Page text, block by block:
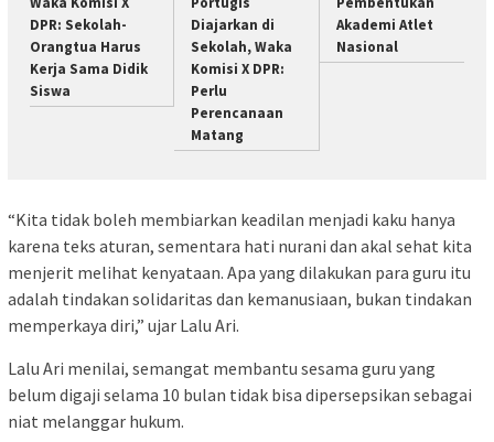
DPR: Sekolah-
Orangtua Harus
Kerja Sama Didik
Siswa
Diajarkan di
Sekolah, Waka
Komisi X DPR:
Perlu
Perencanaan
Matang
Akademi Atlet
Nasional
“Kita tidak boleh membiarkan keadilan menjadi kaku hanya
karena teks aturan, sementara hati nurani dan akal sehat kita
menjerit melihat kenyataan. Apa yang dilakukan para guru itu
adalah tindakan solidaritas dan kemanusiaan, bukan tindakan
memperkaya diri,” ujar Lalu Ari.
Lalu Ari menilai, semangat membantu sesama guru yang
belum digaji selama 10 bulan tidak bisa dipersepsikan sebagai
niat melanggar hukum.